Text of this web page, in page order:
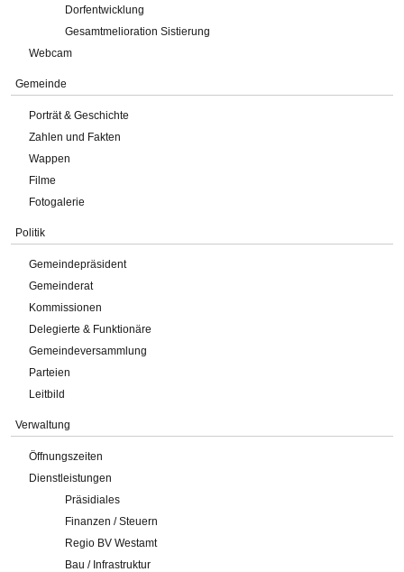
Dorfentwicklung
Gesamtmelioration Sistierung
Webcam
Gemeinde
Porträt & Geschichte
Zahlen und Fakten
Wappen
Filme
Fotogalerie
Politik
Gemeindepräsident
Gemeinderat
Kommissionen
Delegierte & Funktionäre
Gemeindeversammlung
Parteien
Leitbild
Verwaltung
Öffnungszeiten
Dienstleistungen
Präsidiales
Finanzen / Steuern
Regio BV Westamt
Bau / Infrastruktur